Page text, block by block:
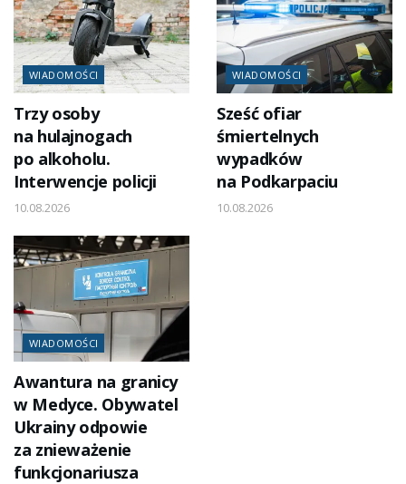
WIADOMOŚCI
Trzy osoby
na hulajnogach
po alkoholu.
Interwencje policji
10.08.2026
WIADOMOŚCI
Sześć ofiar
śmiertelnych
wypadków
na Podkarpaciu
10.08.2026
WIADOMOŚCI
Awantura na granicy
w Medyce. Obywatel
Ukrainy odpowie
za znieważenie
funkcjonariusza